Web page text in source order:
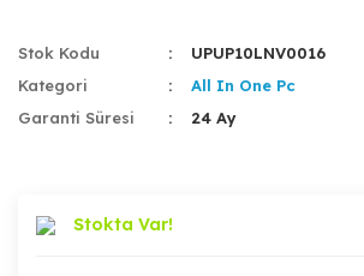
Stok Kodu
UPUP10LNV0016
Kategori
All In One Pc
Garanti Süresi
24 Ay
Stokta Var!